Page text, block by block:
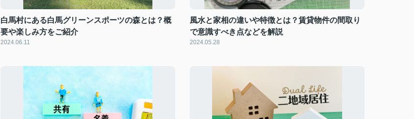
白馬村にある白馬グリーンスポーツの森とは？概
要や楽しみ方をご紹介
2024.06.11
風水と家相の違いや特徴とは？賃貸物件の間取り
で意識すべき点などを解説
2024.05.28